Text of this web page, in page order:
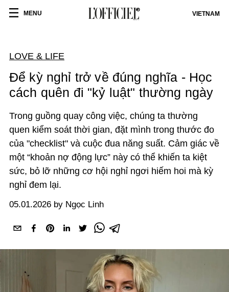
MENU VIETNAM
LOVE & LIFE
Để kỳ nghỉ trở về đúng nghĩa - Học
cách quên đi "kỷ luật" thường ngày
Trong guồng quay công việc, chúng ta thường
quen kiểm soát thời gian, đặt mình trong thước đo
của "checklist" và cuộc đua năng suất. Cảm giác về
một “khoản nợ động lực” này có thể khiến ta kiệt
sức, bỏ lỡ những cơ hội nghỉ ngơi hiếm hoi mà kỳ
nghỉ đem lại.
05.01.2026 by Ngọc Linh